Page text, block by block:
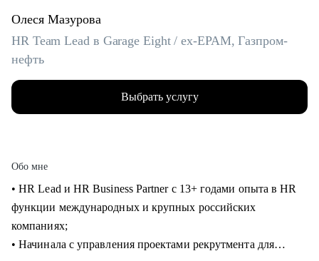
Олеся Мазурова
HR Team Lead в Garage Eight / ex-EPAM, Газпром-
нефть
Выбрать услугу
Обо мне
• HR Lead и HR Business Partner с 13+ годами опыта в HR
функции международных и крупных российских
компаниях;
• Начинала с управления проектами рекрутмента для